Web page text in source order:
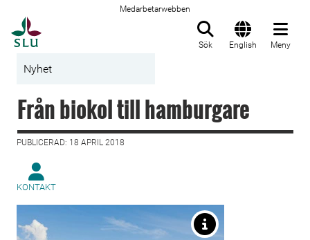
Medarbetarwebben
Sök English Meny
Nyhet
Från biokol till hamburgare
PUBLICERAD: 18 APRIL 2018
KONTAKT